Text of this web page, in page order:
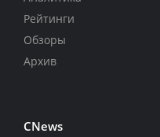
Рейтинги
Обзоры
Архив
CNews